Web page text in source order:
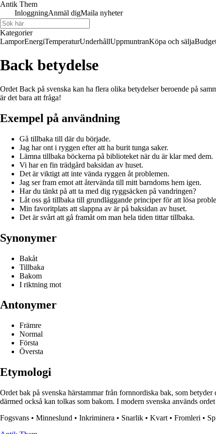
Antik Them
InloggningAnmäl digMaila nyheter
Kategorier
LamporEnergiTemperaturUnderhållUppmuntranKöpa och sälja
Back betydelse
Ordet Back på svenska kan ha flera olika betydelser beroende på
är det bara att fråga!
Exempel på användning
Gå tillbaka till där du började.
Jag har ont i ryggen efter att ha burit tunga saker.
Lämna tillbaka böckerna på biblioteket när du är klar med dem.
Vi har en fin trädgård baksidan av huset.
Det är viktigt att inte vända ryggen åt problemen.
Jag ser fram emot att återvända till mitt barndoms hem igen.
Har du tänkt på att ta med dig ryggsäcken på vandringen?
Låt oss gå tillbaka till grundläggande principer för att lösa
Min favoritplats att slappna av är på baksidan av huset.
Det är svårt att gå framåt om man hela tiden tittar tillbaka.
Synonymer
Bakåt
Tillbaka
Bakom
I riktning mot
Antonymer
Främre
Normal
Första
Översta
Etymologi
Ordet bak på svenska härstammar från fornnordiska bak, som
därmed också kan tolkas som bakom. I modern svenska används
Fogsvans • Minneslund • Inkriminera • Snarlik • Kvart • Fromleri •